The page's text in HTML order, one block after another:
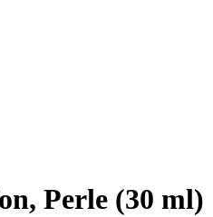
Perle (30 ml)